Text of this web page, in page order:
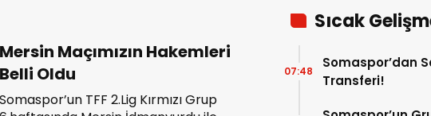
Mersin Maçımızın Hakemleri
Belli Oldu
Somaspor’un TFF 2.Lig Kırmızı Grup
Sıcak
Somaspor’dan
Transferi!
07:48